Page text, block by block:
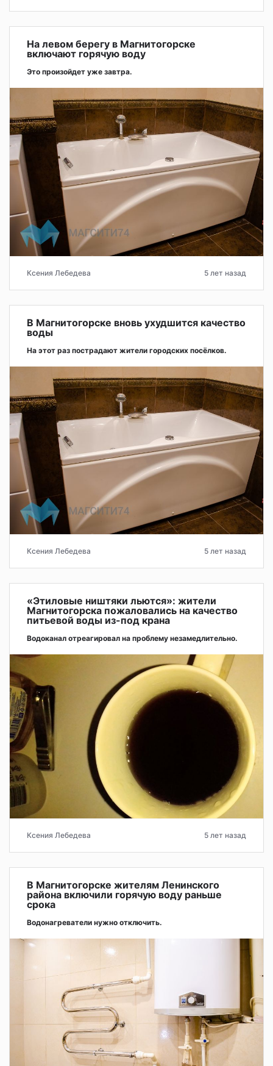
На левом берегу в Магнитогорске
включают горячую воду
Это произойдет уже завтра.
Ксения Лебедева 5 лет назад
В Магнитогорске вновь ухудшится качество
воды
На этот раз пострадают жители городских посёлков.
Ксения Лебедева 5 лет назад
«Этиловые ништяки льются»: жители
Магнитогорска пожаловались на качество
питьевой воды из-под крана
Водоканал отреагировал на проблему незамедлительно.
Ксения Лебедева 5 лет назад
В Магнитогорске жителям Ленинского
района включили горячую воду раньше
срока
Водонагреватели нужно отключить.